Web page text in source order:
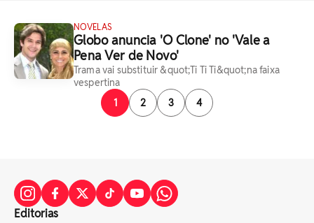
NOVELAS
Globo anuncia 'O Clone' no 'Vale a
Pena Ver de Novo'
Trama vai substituir &quot;Ti Ti Ti&quot;na faixa
vespertina
1
2 3 4
Editorias